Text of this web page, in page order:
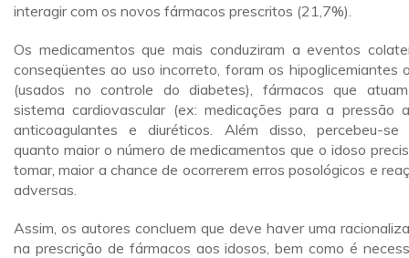
interagir com os novos fármacos prescritos (21,7%).
Os medicamentos que mais conduziram a eventos
conseqüentes ao uso incorreto, foram os hipoglicemiantes
(usados no controle do diabetes), fármacos que
sistema cardiovascular (ex: medicações para a pressão
anticoagulantes e diuréticos. Além disso, percebeu-se
quanto maior o número de medicamentos que o idoso
tomar, maior a chance de ocorrerem erros posológicos e
adversas.
Assim, os autores concluem que deve haver uma
na prescrição de fármacos aos idosos, bem como é